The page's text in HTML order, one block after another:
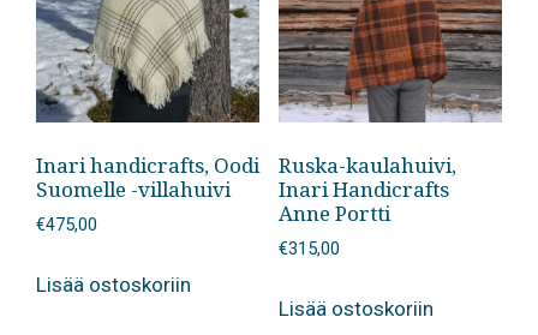
Inari handicrafts, Oodi
Suomelle -villahuivi
€475,00
Lisää ostoskoriin
Ruska-kaulahuivi,
Inari Handicrafts
Anne Portti
€315,00
Lisää ostoskoriin